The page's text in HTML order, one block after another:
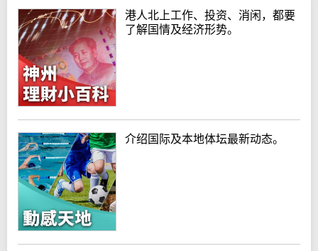
港人北上工作、投资、消闲，都要
了解国情及经济形势。
介绍国际及本地体坛最新动态。